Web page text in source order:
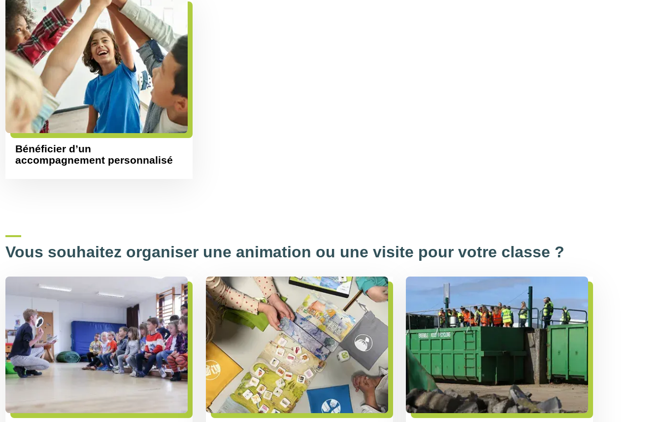
Bénéficier d’un
accompagnement personnalisé
Vous souhaitez organiser une animation ou une visite pour votre classe ?